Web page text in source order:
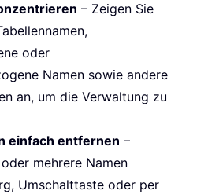
– Zeigen Sie
oder
Namen sowie andere
an, um die Verwaltung zu
einfach entfernen –
mehrere Namen
Umschalttaste oder per